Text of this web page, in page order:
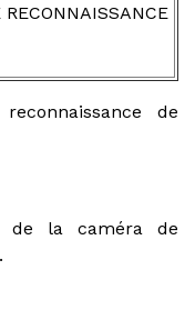
de
de la caméra de